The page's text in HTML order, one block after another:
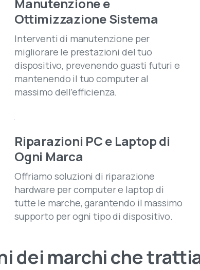
Manutenzione e
Ottimizzazione Sistema
Interventi di manutenzione per
migliorare le prestazioni del tuo
dispositivo, prevenendo guasti futuri e
mantenendo il tuo computer al
massimo dell’efficienza.
Riparazioni PC e Laptop di
Ogni Marca
Offriamo soluzioni di riparazione
hardware per computer e laptop di
tutte le marche, garantendo il massimo
supporto per ogni tipo di dispositivo.
dei marchiche